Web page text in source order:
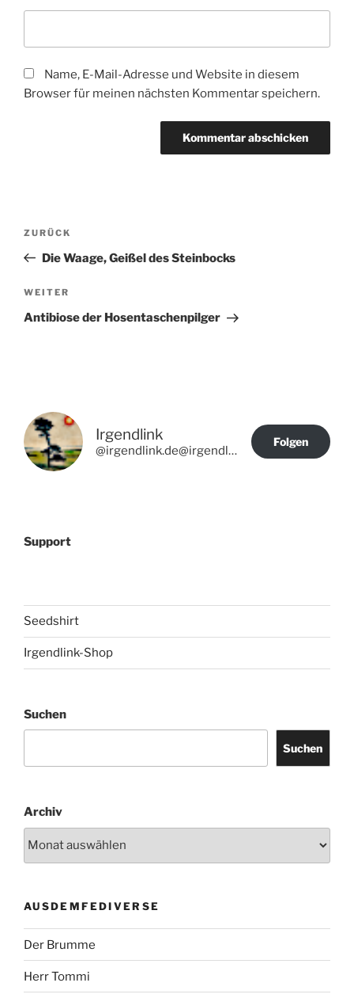
Name, E-Mail-Adresse und Website in diesem
Browser für meinen nächsten Kommentar speichern.
Beitragsnavigation
Vorheriger
Beitrag
ZURÜCK
Die Waage, Geißel des Steinbocks
Nächster
Beitrag
WEITER
Antibiose der Hosentaschenpilger
Irgendlink
@irgendlink.de@irgendlink.de
Folgen
Support
Seedshirt
Irgendlink-Shop
Suchen
Suchen
Archiv
AUSDEMFEDIVERSE
Der Brumme
Herr Tommi